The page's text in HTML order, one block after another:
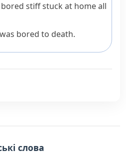
stiff stuck at home all
bored to death.
слова